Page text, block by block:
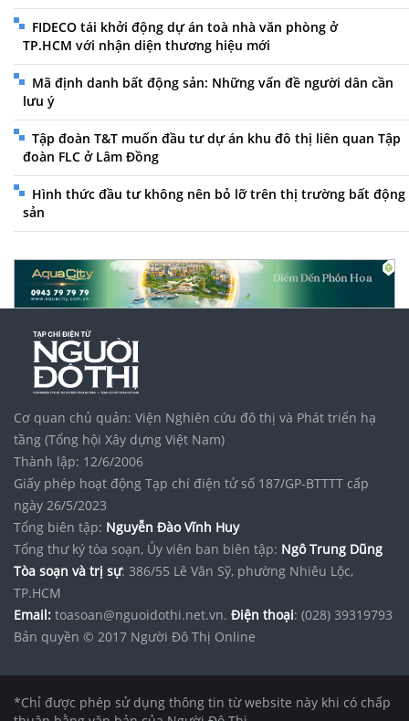
FIDECO tái khởi động dự án toà nhà văn phòng ở
TP.HCM với nhận diện thương hiệu mới
Mã định danh bất động sản: Những vấn đề người dân cần
lưu ý
Tập đoàn T&T muốn đầu tư dự án khu đô thị liên quan Tập
đoàn FLC ở Lâm Đồng
Hình thức đầu tư không nên bỏ lỡ trên thị trường bất động
sản
Cơ quan chủ quản: Viện Nghiên cứu đô thị và Phát triển hạ
tầng (Tổng hội Xây dựng Việt Nam)
Thành lập: 12/6/2006
Giấy phép hoạt động Tạp chí điện tử số 187/GP-BTTTT cấp
ngày 26/5/2023
Tổng biên tập: Nguyễn Đào Vĩnh Huy
Tổng thư ký tòa soạn, Ủy viên ban biên tập: Ngô Trung Dũng
Tòa soạn và trị sự: 386/55 Lê Văn Sỹ, phường Nhiêu Lộc,
TP.HCM
Email: toasoan@nguoidothi.net.vn. Điện thoại: (028) 39319793
Bản quyền © 2017 Người Đô Thị Online
*Chỉ được phép sử dụng thông tin từ website này khi có chấp